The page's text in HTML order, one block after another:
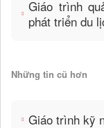
Giáo trình
phát triển du
Những tin cũ hơn
Giáo trình kỹ